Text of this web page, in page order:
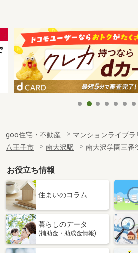
goo住宅・不動産 マンションライブラ
八王子市
南大沢駅 南大沢学園三番
お役立ち情報
住まいのコラム
暮らしのデータ
(補助金・助成金情報)